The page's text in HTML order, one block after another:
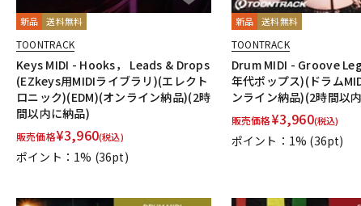
新品 送料無料
TOONTRACK
Keys MIDI - Hooks， Leads & Drops
(EZkeys用MIDIライブラリ)(エレクト
ロニック)(EDM)(オンライン納品)(2時
間以内に納品)
販売価格¥3,960(税込)
ポイント：1% (36pt)
新品 送料無料
TOONTRACK
Drum MIDI - Groove
年代ポップス)(ドラム
ンライン納品)(2時間以
販売価格¥3,960(税込)
ポイント：1% (36pt)